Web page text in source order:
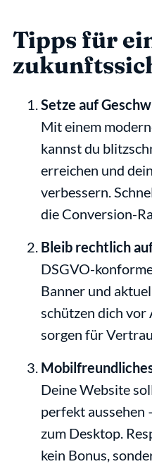
Tipps für
Setze auf
Mit einem
kannst du
erreichen und
verbessern.
die Conversion-
Bleib rechtlich
DSGVO-
Banner und
schützen dich vor
sorgen für
Deine Website
perfekt aussehen
zum Desktop.
kein Bonus,